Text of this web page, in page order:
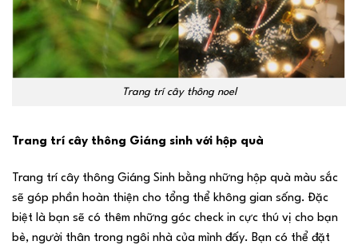
Trang trí cây thông noel
Trang trí cây thông Giáng sinh với hộp quà
Trang trí cây thông Giáng Sinh bằng những hộp quà màu sắc
sẽ góp phần hoàn thiện cho tổng thể không gian sống. Đặc
biệt là bạn sẽ có thêm những góc check in cực thú vị cho bạn
bè, người thân trong ngôi nhà của mình đấy. Bạn có thể đặt